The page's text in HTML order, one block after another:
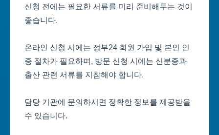
신청 전에는 필요한 서류를 미리 준비해두는 것이
좋습니다.
온라인 신청 시에는 정부24 회원 가입 및 본인 인
증 절차가 필요하며, 방문 신청 시에는 신분증과
출산 관련 서류를 지참해야 합니다.
담당 기관에 문의하시면 정확한 정보를 제공받을
수 있습니다.